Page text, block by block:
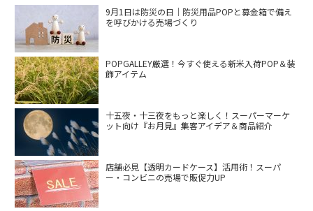
9月1日は防災の日｜防災用品POPと募金箱で備え
を呼びかける売場づくり
POPGALLEY厳選！今すぐ使える新米入荷POP＆装
飾アイテム
十五夜・十三夜をもっと楽しく！スーパーマーケ
ット向け『お月見』集客アイデア＆商品紹介
店舗必見【透明カードケース】活用術！スーパ
ー・コンビニの売場で販促力UP